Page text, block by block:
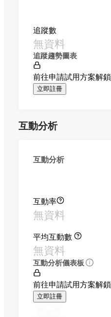
追蹤數
無資料
追蹤趨勢圖表
前往申請試用方案解鎖
立即註冊
互動分析
互動分析
互動率
無資料
平均互動數
無資料
互動分析儀表板
前往申請試用方案解鎖
立即註冊